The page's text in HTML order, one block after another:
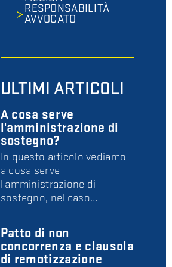
RESPONSABILITÀ
AVVOCATO
ULTIMI ARTICOLI
A cosa serve
l'amministrazione di
sostegno?
In questo articolo vediamo
a cosa serve
l'amministrazione di
sostegno, nel caso…
Patto di non
concorrenza e clausola
di remotizzazione